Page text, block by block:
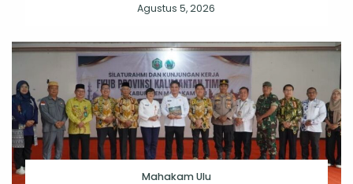
Agustus 5, 2026
Mahakam Ulu